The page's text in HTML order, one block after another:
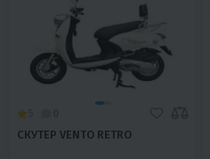
СКУТЕР VENTO RETRO